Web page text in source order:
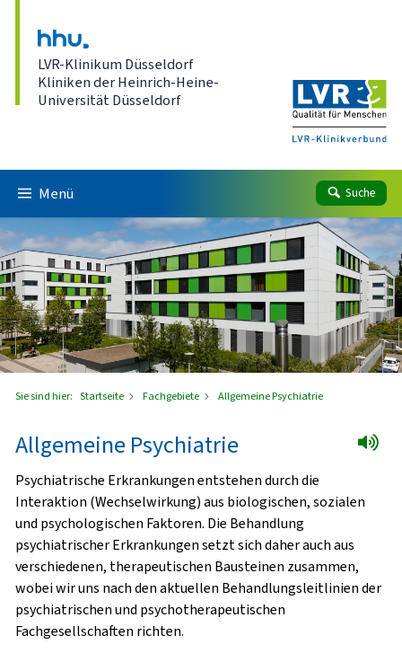
LVR-Klinikum Düsseldorf
Kliniken der Heinrich-Heine-
Universität Düsseldorf
Menü Suche
Sie sind hier: Startseite Fachgebiete Allgemeine Psychiatrie
Allgemeine Psychiatrie
Psychiatrische Erkrankungen entstehen durch die
Interaktion (Wechselwirkung) aus biologischen, sozialen
und psychologischen Faktoren. Die Behandlung
psychiatrischer Erkrankungen setzt sich daher auch aus
verschiedenen, therapeutischen Bausteinen zusammen,
wobei wir uns nach den aktuellen Behandlungsleitlinien der
psychiatrischen und psychotherapeutischen
Fachgesellschaften richten.